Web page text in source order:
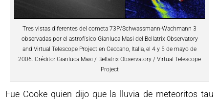
Tres vistas diferentes del cometa 73P/Schwassmann-Wachmann 3
observadas por el astrofísico Gianluca Masi del Bellatrix Observatory
and Virtual Telescope Project en Ceccano, Italia, el 4 y 5 de mayo de
2006. Crédito: Gianluca Masi / Bellatrix Observatory / Virtual Telescope
Project
Fue Cooke quien dijo que la lluvia de meteoritos tau